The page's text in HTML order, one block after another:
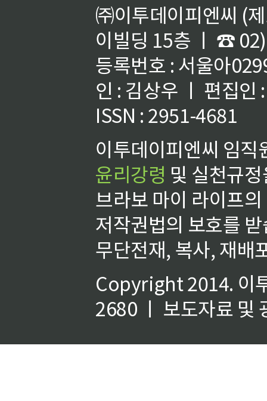
㈜이투데이피엔씨 (
이빌딩 15층 ㅣ ☎
등록번호 : 서울아
인 : 김상우 ㅣ 편집인
ISSN : 2951-4681
이투데이피엔씨 임
윤리강령 및 실천규
브라보 마이 라이프
저작권법의 보호를
무단전재, 복사, 재배
Copyright 2014. 이
2680 ㅣ 보도자료